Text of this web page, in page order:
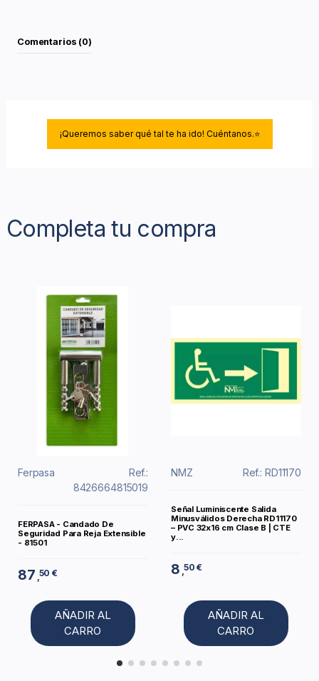
Comentarios (0)
¡Queremos saber qué tal te ha ido! Cuéntanos.⭐
Completa tu compra
Ferpasa
Ref.:
8426664815019
FERPASA - Candado De
Seguridad Para Reja Extensible
- 81501
87 ,50 €
AÑADIR AL
CARRO
NMZ Ref.: RD11170
Señal Luminiscente Salida
Minusválidos Derecha RD11170
– PVC 32x16 cm Clase B | CTE
y...
8 ,50 €
AÑADIR AL
CARRO